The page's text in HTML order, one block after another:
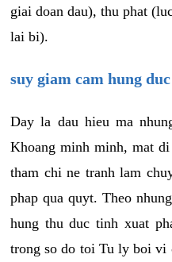
giai doan dau), thu phat
lai bi).
suy giam cam hung
Day la dau hieu ma
Khoang minh minh, mat
tham chi ne tranh lam
phap qua quyt. Theo
hung thu duc tinh xuat
trong so do toi Tu ly boi vi